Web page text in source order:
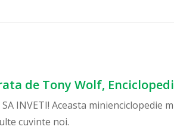
de Tony Wolf,
SA INVETI! Aceasta
cuvinte noi.